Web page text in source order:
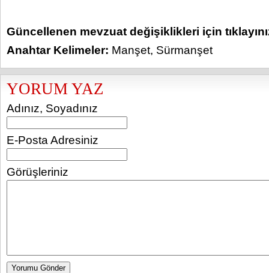
Güncellenen mevzuat değişiklikleri için
Anahtar Kelimeler: Manşet, Sürmanşet
YORUM YAZ
Adınız, Soyadınız
E-Posta Adresiniz
Görüşleriniz
Yorumu Gönder